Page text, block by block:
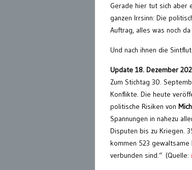
Gerade hier tut sich aber
ganzen Irrsinn: Die
Auftrag, alles was noch
Und nach ihnen die
Update 18. Dezember
Zum Stichtag 30.
Konflikte. Die heute
politische Risiken von
Spannungen in nahezu
Disputen bis zu Kriegen.
kommen 523
verbunden sind.“ (Quelle: